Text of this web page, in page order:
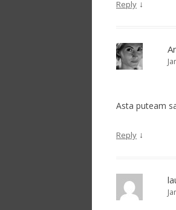
Reply ↓
Asta puteam
Reply ↓